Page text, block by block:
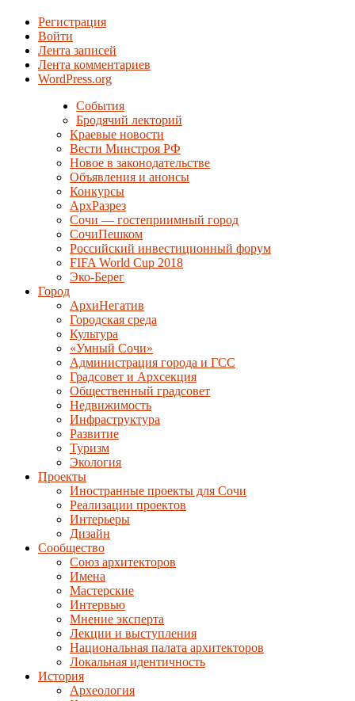
Регистрация
Войти
Лента записей
Лента комментариев
WordPress.org
События
Бродячий лекторий
Краевые новости
Вести Минстроя РФ
Новое в законодательстве
Объявления и анонсы
Конкурсы
АрхРазрез
Сочи — гостеприимный город
СочиПешком
Российский инвестиционный форум
FIFA World Cup 2018
Эко-Берег
Город
АрхиНегатив
Городская среда
Культура
«Умный Сочи»
Администрация города и ГСС
Градсовет и Архсекция
Общественный градсовет
Недвижимость
Инфраструктура
Развитие
Туризм
Экология
Проекты
Иностранные проекты для Сочи
Реализации проектов
Интерьеры
Дизайн
Сообщество
Союз архитекторов
Имена
Мастерские
Интервью
Мнение эксперта
Лекции и выступления
Национальная палата архитекторов
Локальная идентичность
История
Археология